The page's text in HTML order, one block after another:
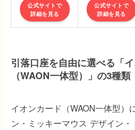
公式サイトで
詳細を見る
公式サイトで
詳細を見る
引落口座を自由に選べる「
（WAON一体型）」の3種類
イオンカード（WAON一体型）
ン・ミッキーマウス デザイン